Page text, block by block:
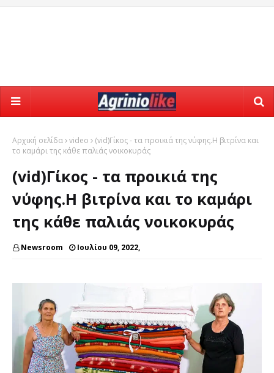
Αρχική σελίδα video
(vid)Γίκος - τα προικιά της νύφης.Η βιτρίνα και
το καμάρι της κάθε παλιάς νοικοκυράς
(vid)Γίκος - τα προικιά της
νύφης.Η βιτρίνα και το καμάρι
της κάθε παλιάς νοικοκυράς
Newsroom Ιουλίου 09, 2022,